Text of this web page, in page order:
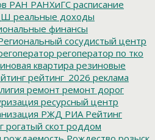
РАН РАНХиГС расписание
реальные доходы
финансы
сосудистый центр
регоператор по тко
квартира резиновые
рейтинг_2026 реклама
ремонт ремонт дорог
ресурсный центр
РЖД РИА Рейтинг
рогатый скот роддом